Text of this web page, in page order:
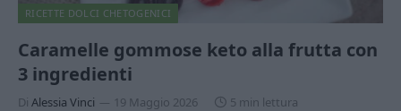
RICETTE DOLCI CHETOGENICI
Caramelle gommose keto alla frutta con
3 ingredienti
Di Alessia Vinci 19 Maggio 2026
5 min lettura